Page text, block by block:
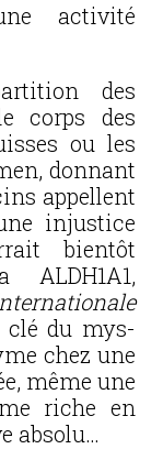
activité
des
corps des
ou les
donnant
appellent
injustice
bientôt
clé du mys­
chez une
même une
riche en
absolu…